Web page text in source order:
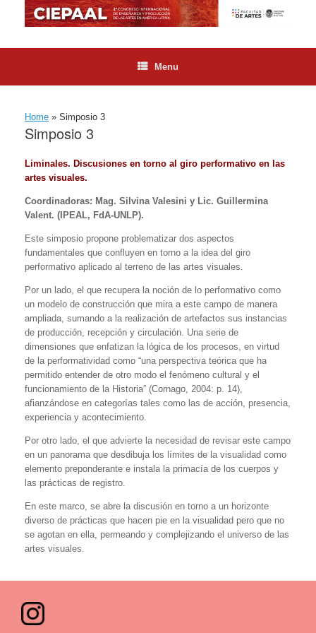
Menu
Home » Simposio 3
Simposio 3
Liminales. Discusiones en torno al giro performativo en las
artes visuales.
Coordinadoras: Mag. Silvina Valesini y Lic. Guillermina
Valent. (IPEAL, FdA-UNLP).
Este simposio propone problematizar dos aspectos
fundamentales que confluyen en torno a la idea del giro
performativo aplicado al terreno de las artes visuales.
Por un lado, el que recupera la noción de lo performativo como
un modelo de construcción que mira a este campo de manera
ampliada, sumando a la realización de artefactos sus instancias
de producción, recepción y circulación. Una serie de
dimensiones que enfatizan la lógica de los procesos, en virtud
de la performatividad como “una perspectiva teórica que ha
permitido entender de otro modo el fenómeno cultural y el
funcionamiento de la Historia” (Cornago, 2004: p. 14),
afianzándose en categorías tales como las de acción, presencia,
experiencia y acontecimiento.
Por otro lado, el que advierte la necesidad de revisar este campo
en un panorama que desdibuja los límites de la visualidad como
elemento preponderante e instala la primacía de los cuerpos y
las prácticas de registro.
En este marco, se abre la discusión en torno a un horizonte
diverso de prácticas que hacen pie en la visualidad pero que no
se agotan en ella, permeando y complejizando el universo de las
artes visuales.